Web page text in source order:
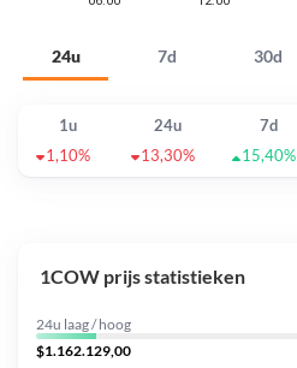
24u 7d 30d
1u 24u 7d
1,10%
13,30% 15,40%
1COW prijs statistieken
24u laag / hoog
$1.162.129,00